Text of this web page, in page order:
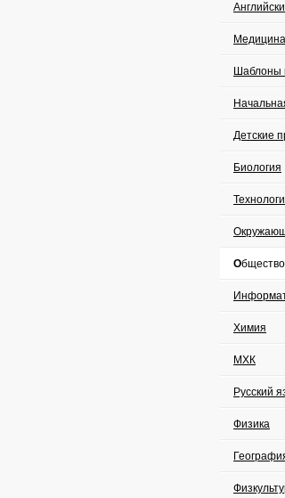
Медицина
Шаблоны
Детские
Биология
Химия
МХК
Русский
Физика